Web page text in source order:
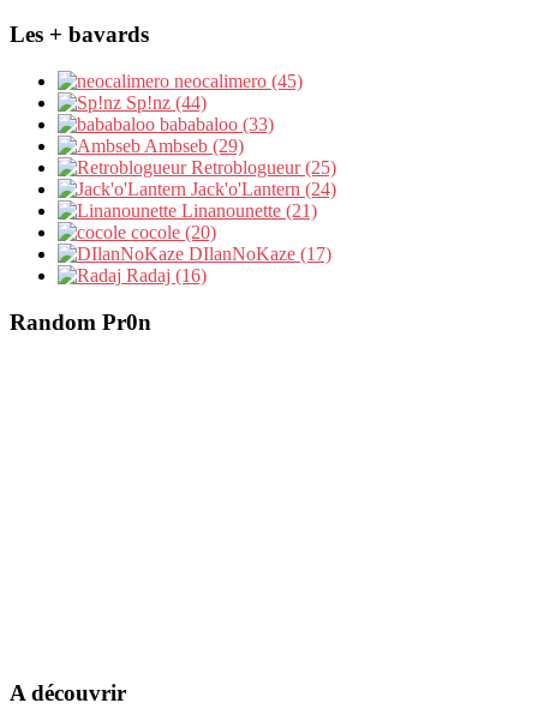
Les + bavards
neocalimero (45)
Sp!nz (44)
bababaloo (33)
Ambseb (29)
Retroblogueur (25)
Jack'o'Lantern (24)
Linanounette (21)
cocole (20)
DIlanNoKaze (17)
Radaj (16)
Random Pr0n
A découvrir